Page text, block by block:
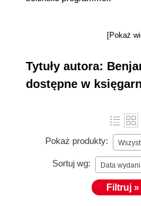
[Pokaż
Tytuły autora:
dostępne w
Pokaż produkty:
Sortuj wg: Data
Filtruj »